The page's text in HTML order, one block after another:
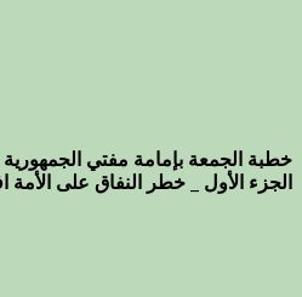
خطبة الجمعة بإمامة مفتي
الجزء الأول _ خطر النفاق على الأمة